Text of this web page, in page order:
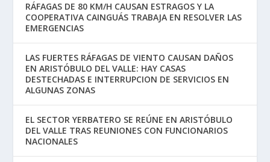
RÁFAGAS DE 80 KM/H CAUSAN ESTRAGOS Y LA
COOPERATIVA CAINGUÁS TRABAJA EN RESOLVER LAS
EMERGENCIAS
LAS FUERTES RÁFAGAS DE VIENTO CAUSAN DAÑOS
EN ARISTÓBULO DEL VALLE: HAY CASAS
DESTECHADAS E INTERRUPCION DE SERVICIOS EN
ALGUNAS ZONAS
EL SECTOR YERBATERO SE REÚNE EN ARISTÓBULO
DEL VALLE TRAS REUNIONES CON FUNCIONARIOS
NACIONALES